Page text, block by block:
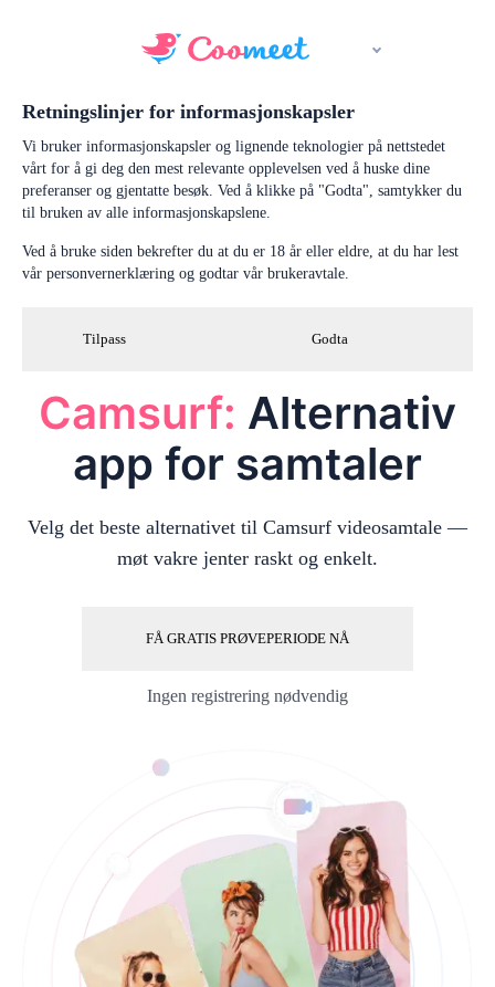
Retningslinjer for informasjonskapsler
Vi bruker informasjonskapsler og lignende teknologier på nettstedet
vårt for å gi deg den mest relevante opplevelsen ved å huske dine
preferanser og gjentatte besøk. Ved å klikke på "Godta", samtykker du
til bruken av alle informasjonskapslene.
Ved å bruke siden bekrefter du at du er 18 år eller eldre, at du har lest
vår personvernerklæring og godtar vår brukeravtale.
Tilpass Godta
Camsurf: Alternativ
app for samtaler
Velg det beste alternativet til Camsurf videosamtale —
møt vakre jenter raskt og enkelt.
FÅ GRATIS PRØVEPERIODE NÅ
Ingen registrering nødvendig